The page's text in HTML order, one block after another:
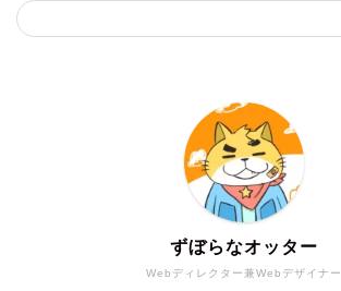
Webディレクター兼Webデザイナー
ずぼらなオッター